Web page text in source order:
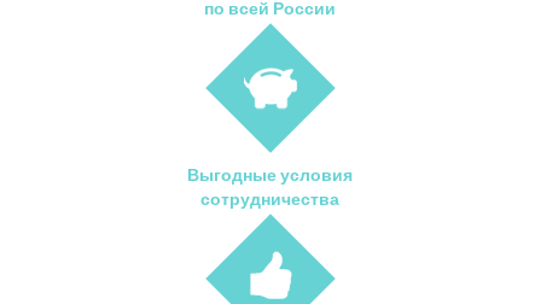
по всей России
Выгодные условия
сотрудничества